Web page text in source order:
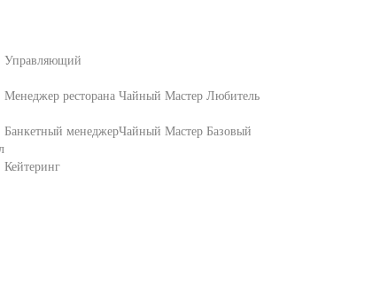
Управляющий
Менеджер ресторана
Банкетный менеджер
Кейтеринг
Чайный Мастер Любитель
Чайный Мастер Базовый